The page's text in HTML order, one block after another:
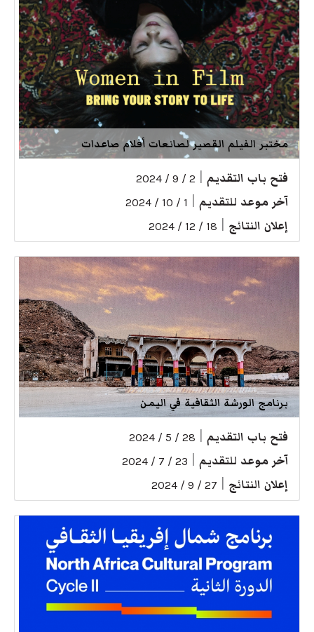
مختبر الفيلم القصير لصانعات أفلام صاعدات
فتح باب التقديم 2 / 9 / 2024
آخر موعد للتقديم 1 / 10 / 2024
إعلان النتائج 18 / 12 / 2024
برنامج الورشة الثقافية في اليمن
فتح باب التقديم 28 / 5 / 2024
آخر موعد للتقديم 23 / 7 / 2024
إعلان النتائج 27 / 9 / 2024